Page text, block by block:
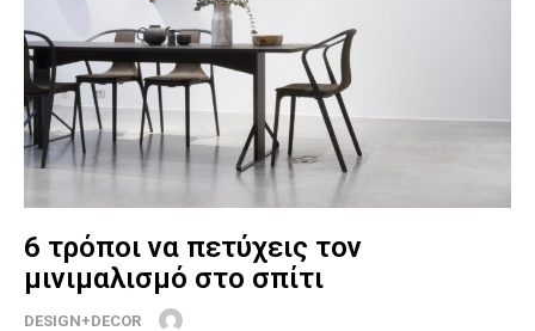
6 τρόποι να πετύχεις τον
μινιμαλισμό στο σπίτι
DESIGN+DECOR